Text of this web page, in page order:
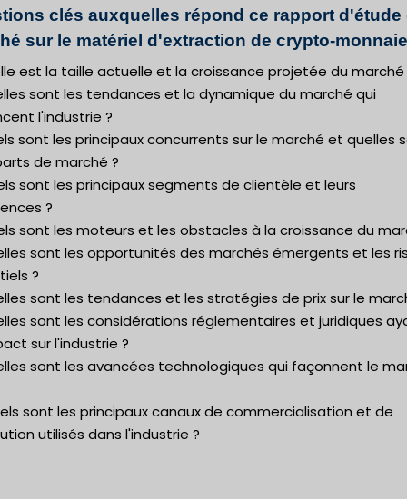
clés auxquelles répond ce rapport d'étude
sur le matériel d'extraction de crypto-
est la taille actuelle et la croissance projetée du marché
sont les tendances et la dynamique du marché qui
l'industrie ?
sont les principaux concurrents sur le marché et quelles
de marché ?
sont les principaux segments de clientèle et leurs
?
sont les moteurs et les obstacles à la croissance du
sont les opportunités des marchés émergents et les
?
sont les tendances et les stratégies de prix sur le
sont les considérations réglementaires et juridiques
sur l'industrie ?
sont les avancées technologiques qui façonnent le
sont les principaux canaux de commercialisation et de
utilisés dans l'industrie ?